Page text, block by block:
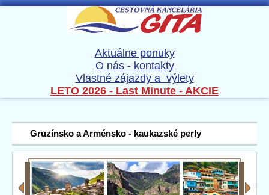
Aktuálne ponuky
O nás - kontakty
Vlastné zájazdy a výlety
LETO 2026 - Last Minute - AKCIE
Gruzínsko a Arménsko - kaukazské perly